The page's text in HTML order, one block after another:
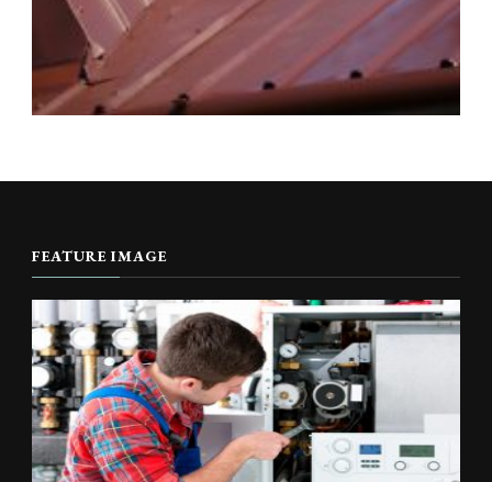
FEATURE IMAGE